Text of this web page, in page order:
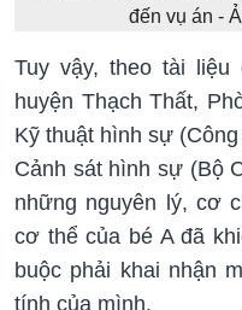
đến vụ án -
Tuy vậy, theo tài
huyện Thạch Thất,
Kỹ thuật hình sự
Cảnh sát hình sự (Bộ
những nguyên lý, cơ
cơ thể của bé A đã
buộc phải khai nhận
tính của mình.